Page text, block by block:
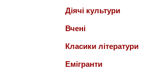
Діячі культури
Вчені
Класики літератури
Емігранти